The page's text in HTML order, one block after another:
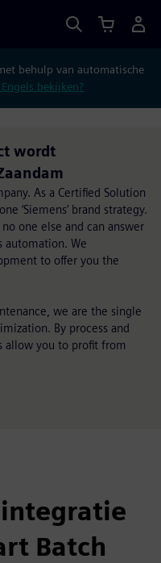
behulp van automatische
bekijken?
wordt
As a Certified Solution
‘Siemens’ brand strategy.
one else and can answer
automation. We
to offer you the
we are the single
By process and
allow you to profit from
integratie
Batch